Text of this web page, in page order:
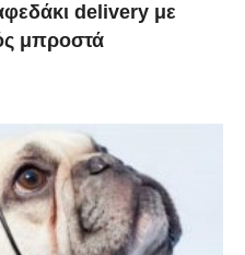
delivery με
μπροστά